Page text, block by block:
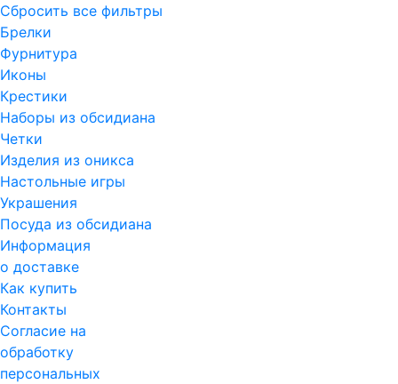
Сбросить все фильтры
Брелки
Фурнитура
Иконы
Крестики
Наборы из обсидиана
Четки
Изделия из оникса
Настольные игры
Украшения
Посуда из обсидиана
Информация
о доставке
Как купить
Контакты
Согласие на
обработку
персональных